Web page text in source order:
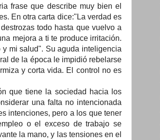
frase que describe muy bien el
En otra carta dice:"La verdad es
todo hasta que vuelvo a
mejora a ti te produce irritación.
mi salud". Su aguda inteligencia
de la época le impidió rebelarse
y corta vida. El control no es
que tiene la sociedad hacia los
una falta no intencionada
intenciones, pero a los que tener
o el exceso de trabajo se
la mano, y las tensiones en el